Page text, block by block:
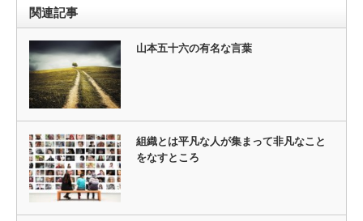
関連記事
山本五十六の有名な言葉
組織とは平凡な人が集まって非凡なこと
をなすところ